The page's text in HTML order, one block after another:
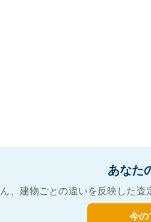
あなた
、建物ごとの違いを反映した
今の